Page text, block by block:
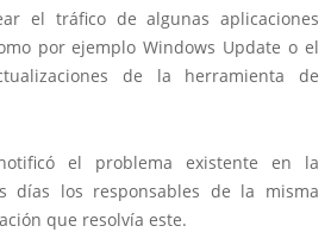
el tráfico de algunas aplicaciones
por ejemplo Windows Update o el
de la herramienta de
el problema existente en la
días los responsables de la misma
que resolvía este.